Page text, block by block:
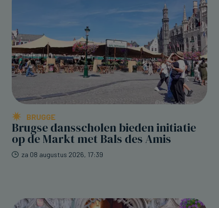
BRUGGE
Brugse dansscholen bieden initiatie
op de Markt met Bals des Amis
za 08 augustus 2026, 17:39